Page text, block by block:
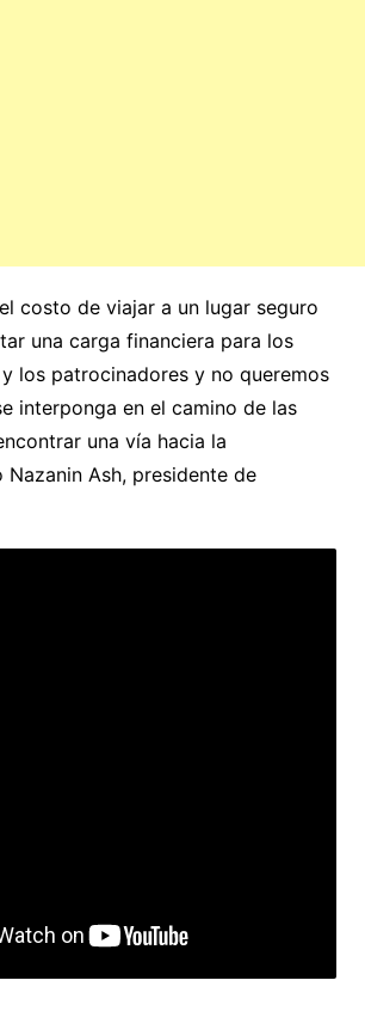
costo de viajar a un lugar seguro
una carga financiera para los
los patrocinadores y no queremos
interponga en el camino de las
una vía hacia la
Nazanin Ash, presidente de